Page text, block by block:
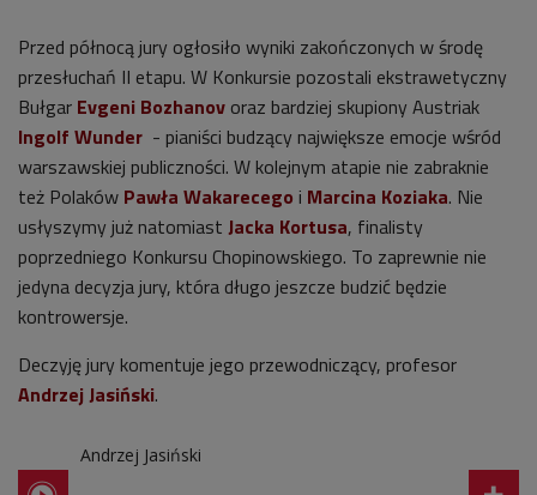
Przed północą jury ogłosiło wyniki zakończonych w środę
przesłuchań II etapu. W Konkursie pozostali ekstrawetyczny
Bułgar Evgeni Bozhanov oraz bardziej skupiony Austriak
Ingolf Wunder - pianiści budzący największe emocje wśród
warszawskiej publiczności. W kolejnym atapie nie zabraknie
też Polaków Pawła Wakarecego i Marcina Koziaka. Nie
usłyszymy już natomiast Jacka Kortusa, finalisty
poprzedniego Konkursu Chopinowskiego. To zaprewnie nie
jedyna decyzja jury, która długo jeszcze budzić będzie
kontrowersje.
Deczyję jury komentuje jego przewodniczący, profesor
Andrzej Jasiński.
Andrzej Jasiński